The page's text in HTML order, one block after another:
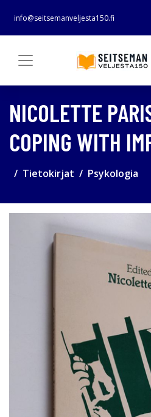
info@seitsemanveljesta150.fi
NICOLETTE
COPING WITH
Tietokirjat Psykologia